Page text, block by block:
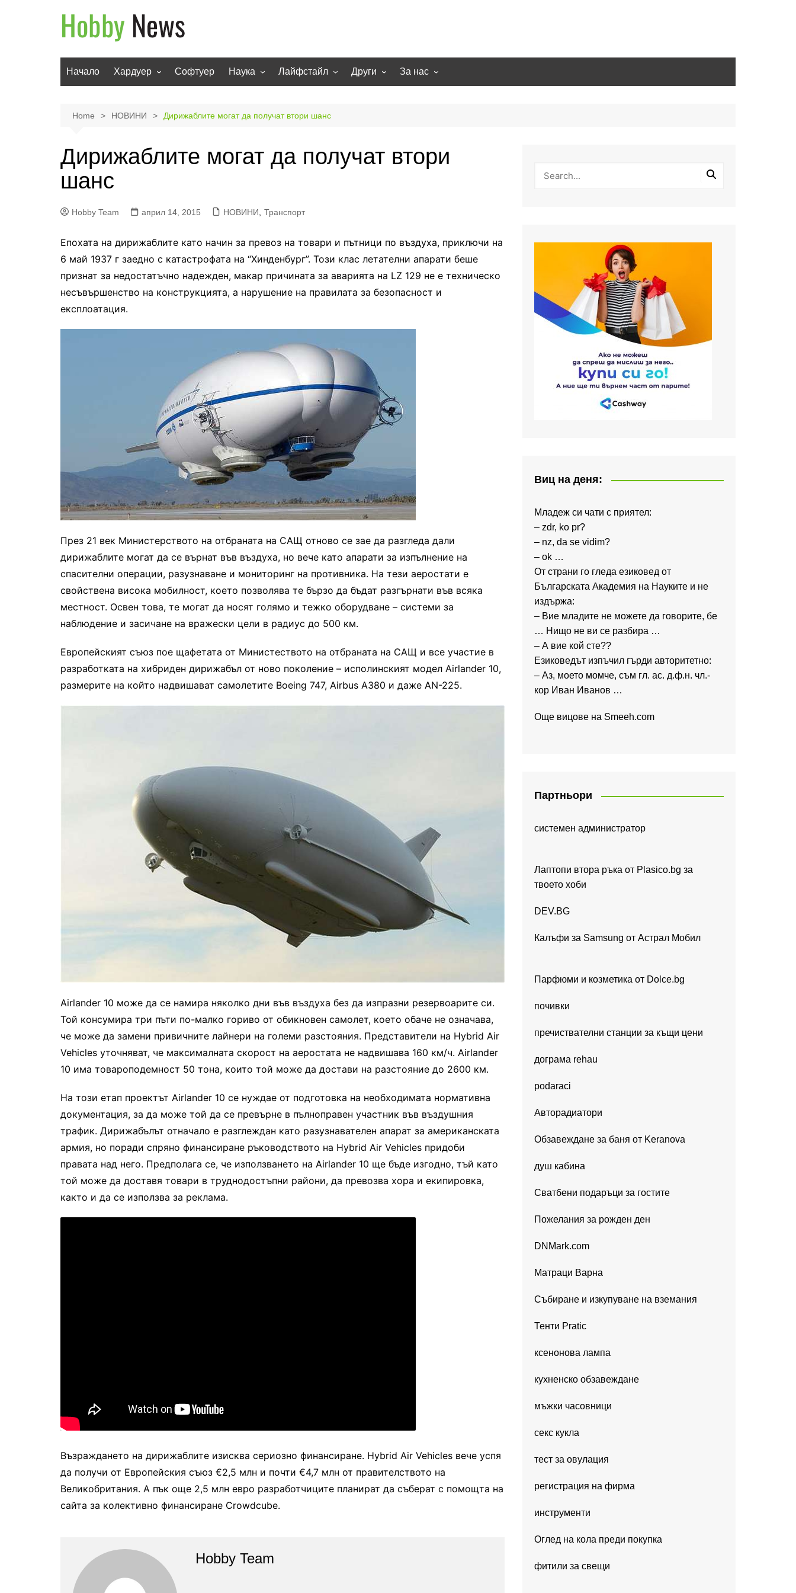
Начало Хардуер
Телевизори
Фото и видео
Софтуер Наука
Роботи
Лайфстайл
Игри
Осветление
Бизнес
Други
Помощна информация
За нас
Home НОВИНИ Дирижаблите могат да получат втори шанс
Дирижаблите могат да получат втори
шанс
Hobby Team април 14, 2015 НОВИНИ Транспорт
Епохата на дирижаблите като начин за превоз на товари и пътници по въздуха, приключи на
6 май 1937 г заедно с катастрофата на “Хинденбург”. Този клас летателни апарати беше
признат за недостатъчно надежден, макар причината за аварията на LZ 129 не е техническо
несъвършенство на конструкцията, а нарушение на правилата за безопасност и
експлоатация.
През 21 век Министерството на отбраната на САЩ отново се зае да разгледа дали
дирижаблите могат да се върнат във въздуха, но вече като апарати за изпълнение на
спасителни операции, разузнаване и мониторинг на противника. На тези аеростати е
свойствена висока мобилност, което позволява те бързо да бъдат разгърнати във всяка
местност. Освен това, те могат да носят голямо и тежко оборудване – системи за
наблюдение и засичане на вражески цели в радиус до 500 км.
Европейският съюз пое щафетата от Министеството на отбраната на САЩ и все участие в
разработката на хибриден дирижабъл от ново поколение – исполинският модел Airlander 10,
размерите на който надвишават самолетите Boeing 747, Airbus A380 и даже AN-225.
Airlander 10 може да се намира няколко дни във въздуха без да изпразни резервоарите си.
Той консумира три пъти по-малко гориво от обикновен самолет, което обаче не означава,
че може да замени привичните лайнери на големи разстояния. Представители на Hybrid Air
Vehicles уточняват, че максималната скорост на аеростата не надвишава 160 км/ч. Airlander
10 има товароподемност 50 тона, които той може да достави на разстояние до 2600 км.
На този етап проектът Airlander 10 се нуждае от подготовка на необходимата нормативна
документация, за да може той да се превърне в пълноправен участник във въздушния
трафик. Дирижабълът отначало е разглеждан като разузнавателен апарат за американската
армия, но поради спряно финансиране ръководството на Hybrid Air Vehicles придоби
правата над него. Предполага се, че използването на Airlander 10 ще бъде изгодно, тъй като
той може да доставя товари в труднодостъпни райони, да превозва хора и екипировка,
както и да се използва за реклама.
Възраждането на дирижаблите изисква сериозно финансиране. Hybrid Air Vehicles вече успя
да получи от Европейския съюз €2,5 млн и почти €4,7 млн от правителството на
Великобритания. А пък още 2,5 млн евро разработчиците планират да съберат с помощта на
сайта за колективно финансиране Crowdcube.
Hobby Team
Виц на деня:
Младеж си чати с приятел:
– zdr, ko pr?
– nz, da se vidim?
– ok …
От страни го гледа езиковед от
Българската Академия на Науките и не
издържа:
– Вие младите не можете да говорите, бе
… Нищо не ви се разбира …
– А вие кой сте??
Езиковедът изпъчил гърди авторитетно:
– Аз, моето момче, съм гл. ас. д.ф.н. чл.-
кор Иван Иванов …
Още вицове на Smeeh.com
Партньори
системен администратор
Лаптопи втора ръка от Plasico.bg за
твоето хоби
DEV.BG
Калъфи за Samsung от Астрал Мобил
Парфюми и козметика от Dolce.bg
почивки
пречиствателни станции за къщи цени
дограма rehau
podaraci
Авторадиатори
Обзавеждане за баня от Keranova
душ кабина
Сватбени подаръци за гостите
Пожелания за рожден ден
DNMark.com
Матраци Варна
Събиране и изкупуване на вземания
Тенти Pratic
ксенонова лампа
кухненско обзавеждане
мъжки часовници
секс кукла
тест за овулация
регистрация на фирма
инструменти
Оглед на кола преди покупка
фитили за свещи